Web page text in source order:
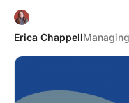
Erica Chappell